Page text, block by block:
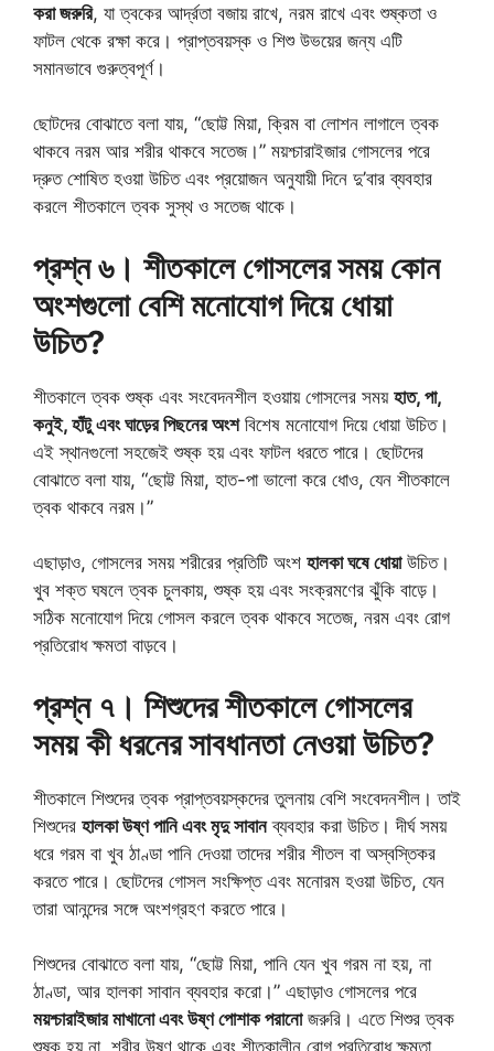
করা জরুরি, যা ত্বকের আর্দ্রতা বজায় রাখে, নরম রাখে এবং শুষ্কতা ও
ফাটল থেকে রক্ষা করে। প্রাপ্তবয়স্ক ও শিশু উভয়ের জন্য এটি
সমানভাবে গুরুত্বপূর্ণ।
ছোটদের বোঝাতে বলা যায়, “ছোট্ট মিয়া, ক্রিম বা লোশন লাগালে ত্বক
থাকবে নরম আর শরীর থাকবে সতেজ।” ময়শ্চারাইজার গোসলের পরে
দ্রুত শোষিত হওয়া উচিত এবং প্রয়োজন অনুযায়ী দিনে দু’বার ব্যবহার
করলে শীতকালে ত্বক সুস্থ ও সতেজ থাকে।
প্রশ্ন ৬। শীতকালে গোসলের সময় কোন
অংশগুলো বেশি মনোযোগ দিয়ে ধোয়া
উচিত?
শীতকালে ত্বক শুষ্ক এবং সংবেদনশীল হওয়ায় গোসলের সময় হাত, পা,
কনুই, হাঁটু এবং ঘাড়ের পিছনের অংশবিশেষ মনোযোগ দিয়ে ধোয়া উচিত।
এই স্থানগুলো সহজেই শুষ্ক হয় এবং ফাটল ধরতে পারে। ছোটদের
বোঝাতে বলা যায়, “ছোট্ট মিয়া, হাত-পা ভালো করে ধোও, যেন শীতকালে
ত্বক থাকবে নরম।”
এছাড়াও, গোসলের সময় শরীরের প্রতিটি অংশ হালকা ঘষে ধোয়াউচিত।
খুব শক্ত ঘষলে ত্বক চুলকায়, শুষ্ক হয় এবং সংক্রমণের ঝুঁকি বাড়ে।
সঠিক মনোযোগ দিয়ে গোসল করলে ত্বক থাকবে সতেজ, নরম এবং রোগ
প্রতিরোধ ক্ষমতা বাড়বে।
প্রশ্ন ৭। শিশুদের শীতকালে গোসলের
সময় কী ধরনের সাবধানতা নেওয়া উচিত?
শীতকালে শিশুদের ত্বক প্রাপ্তবয়স্কদের তুলনায় বেশি সংবেদনশীল। তাই
শিশুদের হালকা উষ্ণ পানি এবং মৃদু সাবানব্যবহার করা উচিত। দীর্ঘ সময়
ধরে গরম বা খুব ঠাণ্ডা পানি দেওয়া তাদের শরীর শীতল বা অস্বস্তিকর
করতে পারে। ছোটদের গোসল সংক্ষিপ্ত এবং মনোরম হওয়া উচিত, যেন
তারা আনন্দের সঙ্গে অংশগ্রহণ করতে পারে।
শিশুদের বোঝাতে বলা যায়, “ছোট্ট মিয়া, পানি যেন খুব গরম না হয়, না
ঠাণ্ডা, আর হালকা সাবান ব্যবহার করো।” এছাড়াও গোসলের পরে
ময়শ্চারাইজার মাখানো এবং উষ্ণ পোশাক পরানোজরুরি। এতে শিশুর ত্বক
শুষ্ক হয় না, শরীর উষ্ণ থাকে এবং শীতকালীন রোগ প্রতিরোধ ক্ষমতা